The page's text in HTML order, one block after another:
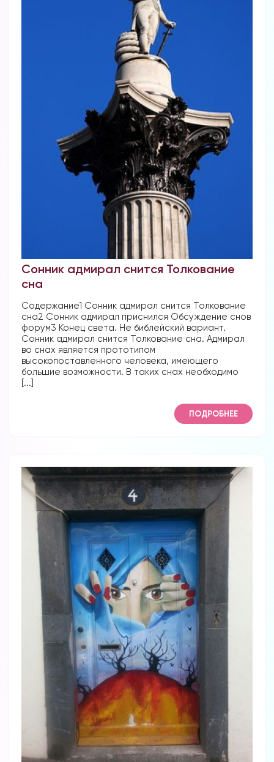
Сонник адмирал снится Толкование
сна
Содержание1 Сонник адмирал снится Толкование
сна2 Сонник адмирал приснился Обсуждение снов
форум3 Конец света. Не библейский вариант.
Сонник адмирал снится Толкование сна. Адмирал
во снах является прототипом
высокопоставленного человека, имеющего
большие возможности. В таких снах необходимо
[...]
ПОДРОБНЕЕ